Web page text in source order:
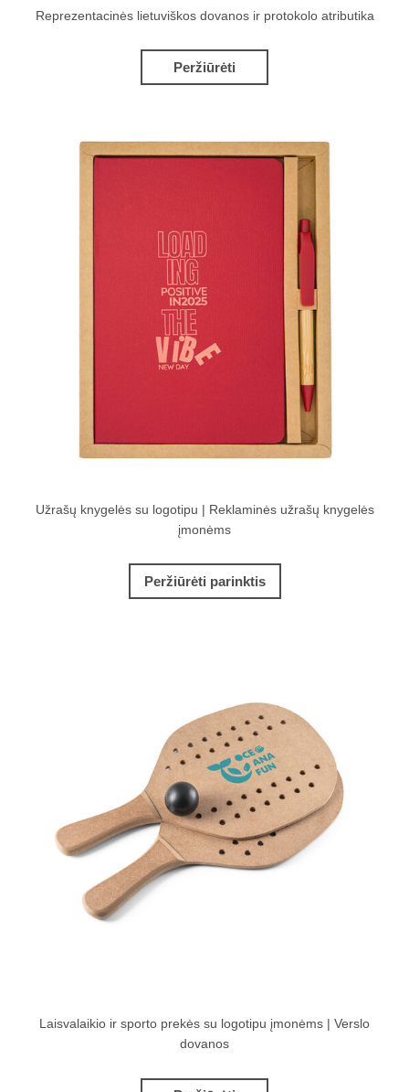
Reprezentacinės lietuviškos dovanos ir protokolo atributika
Peržiūrėti
Užrašų knygelės su logotipu | Reklaminės užrašų knygelės
įmonėms
Peržiūrėti parinktis
Laisvalaikio ir sporto prekės su logotipu įmonėms | Verslo
dovanos